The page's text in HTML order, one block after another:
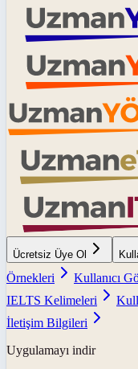
Ücretsiz Üye Ol
Örnekleri
Kullanıcı
IELTS Kelimeleri
İletişim Bilgileri
Uygulamayı indir